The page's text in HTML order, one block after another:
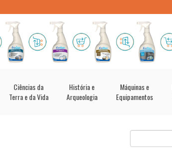
Ciências da
Terra e da Vida
História e
Arqueologia
Máquinas e
Equipamentos